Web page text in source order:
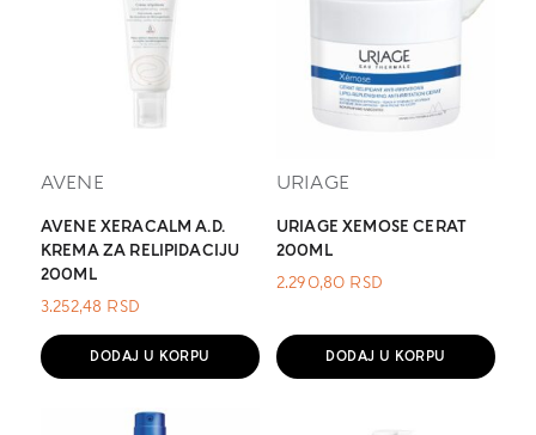
AVENE
AVENE XERACALM A.D.
KREMA ZA RELIPIDACIJU
200ML
3.252,48 RSD
DODAJ U KORPU
URIAGE
URIAGE XEMOSE CERAT
200ML
2.290,80 RSD
DODAJ U KORPU